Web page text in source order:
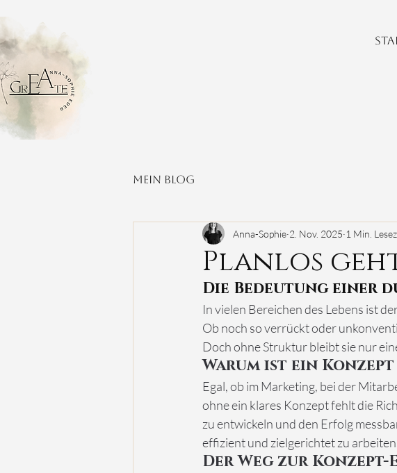
Mein Blog
Planlos
Anna-Sophie 2. Nov. 2025 1 Min.
Die Bedeutung einer
In vielen Bereichen des Lebens ist
Ob noch so verrückt oder
Doch ohne Struktur bleibt sie nur
Warum ist ein
Egal, ob im Marketing, bei der
ohne ein klares Konzept fehlt die
zu entwickeln und den Erfolg
effizient und zielgerichtet zu
Der Weg zur